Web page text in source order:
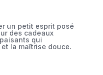
un petit esprit posé
des cadeaux
qui
la maîtrise douce.